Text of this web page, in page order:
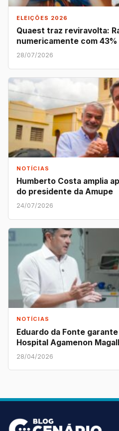
ELEIÇÕES 2026
Quaest traz reviravolta:
numericamente com 43%
28/07/2026
NOTÍCIAS
Humberto Costa amplia
do presidente da Amupe
24/07/2026
NOTÍCIAS
Eduardo da Fonte
Hospital Agamenon
28/04/2026